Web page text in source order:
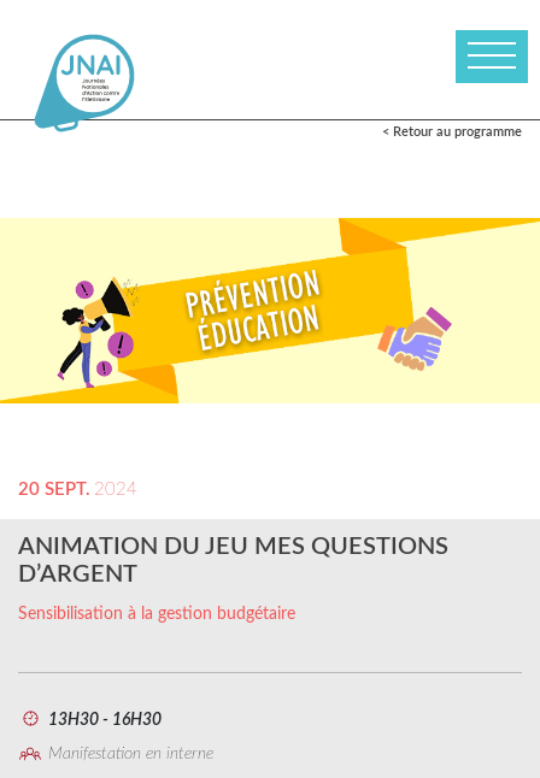
< Retour au programme
20 SEPT. 2024
ANIMATION DU JEU MES QUESTIONS
D’ARGENT
Sensibilisation à la gestion budgétaire
13H30 - 16H30
Manifestation en interne